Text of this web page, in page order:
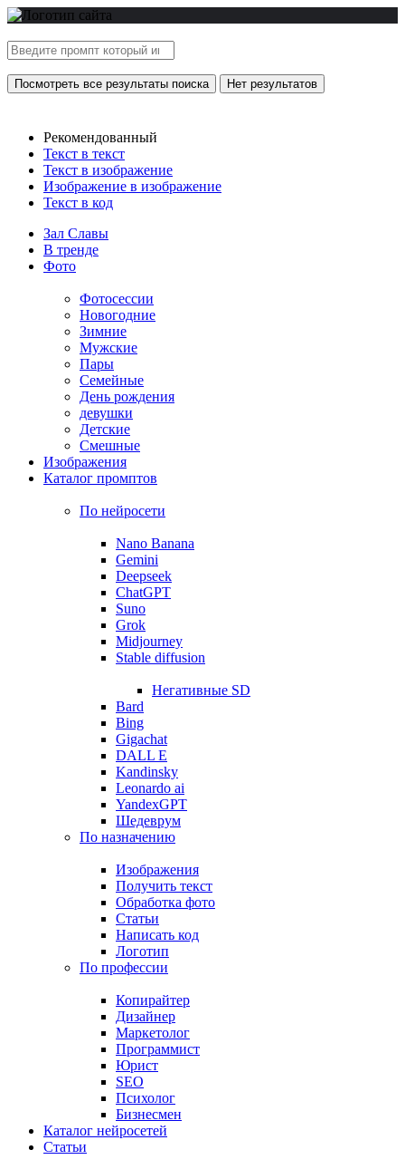
Посмотреть все результаты поиска Нет результатов
Рекомендованный
Текст в текст
Текст в изображение
Изображение в изображение
Текст в код
Зал Славы
В тренде
Фото
Фотосессии
Новогодние
Зимние
Мужские
Пары
Семейные
День рождения
девушки
Детские
Смешные
Изображения
Каталог промптов
По нейросети
Nano Banana
Gemini
Deepseek
ChatGPT
Suno
Grok
Midjourney
Stable diffusion
Негативные SD
Bard
Bing
Gigachat
DALL E
Kandinsky
Leonardo ai
YandexGPT
Шедеврум
По назначению
Изображения
Получить текст
Обработка фото
Статьи
Написать код
Логотип
По профессии
Копирайтер
Дизайнер
Маркетолог
Программист
Юрист
SEO
Психолог
Бизнесмен
Каталог нейросетей
Статьи